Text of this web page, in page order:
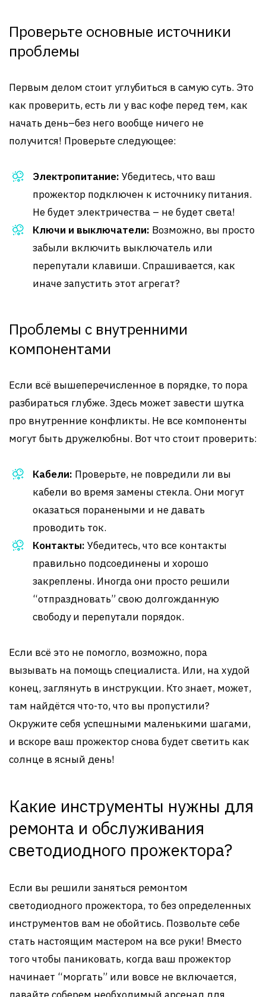
Проверьте основные источники
проблемы
Первым делом стоит углубиться в самую суть. Это
как проверить, есть ли у вас кофе перед тем, как
начать день–без него вообще ничего не
получится! Проверьте следующее:
Электропитание: Убедитесь, что ваш
прожектор подключен к источнику питания.
Не будет электричества – не будет света!
Ключи и выключатели: Возможно, вы просто
забыли включить выключатель или
перепутали клавиши. Спрашивается, как
иначе запустить этот агрегат?
Проблемы с внутренними
компонентами
Если всё вышеперечисленное в порядке, то пора
разбираться глубже. Здесь может завести шутка
про внутренние конфликты. Не все компоненты
могут быть дружелюбны. Вот что стоит проверить:
Кабели: Проверьте, не повредили ли вы
кабели во время замены стекла. Они могут
оказаться поранеными и не давать
проводить ток.
Контакты: Убедитесь, что все контакты
правильно подсоединены и хорошо
закреплены. Иногда они просто решили
“отпраздновать” свою долгожданную
свободу и перепутали порядок.
Если всё это не помогло, возможно, пора
вызывать на помощь специалиста. Или, на худой
конец, заглянуть в инструкции. Кто знает, может,
там найдётся что-то, что вы пропустили?
Окружите себя успешными маленькими шагами,
и вскоре ваш прожектор снова будет светить как
солнце в ясный день!
Какие инструменты нужны для
ремонта и обслуживания
светодиодного прожектора?
Если вы решили заняться ремонтом
светодиодного прожектора, то без определенных
инструментов вам не обойтись. Позвольте себе
стать настоящим мастером на все руки! Вместо
того чтобы паниковать, когда ваш прожектор
начинает “моргать” или вовсе не включается,